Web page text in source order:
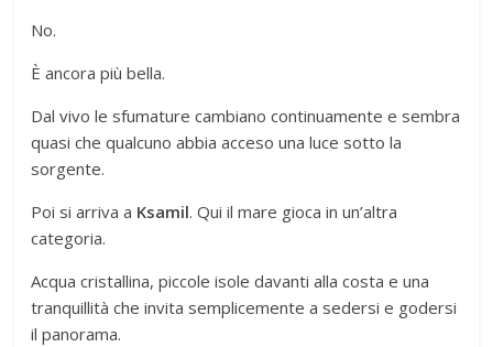
No.
È ancora più bella.
Dal vivo le sfumature cambiano continuamente e sembra
quasi che qualcuno abbia acceso una luce sotto la
sorgente.
Poi si arriva a Ksamil. Qui il mare gioca in un’altra
categoria.
Acqua cristallina, piccole isole davanti alla costa e una
tranquillità che invita semplicemente a sedersi e godersi
il panorama.